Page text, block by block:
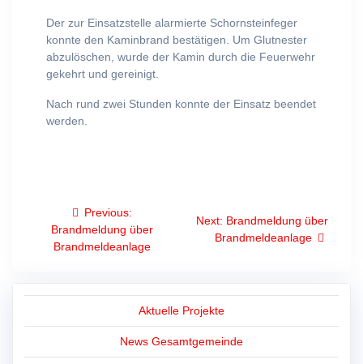
Der zur Einsatzstelle alarmierte Schornsteinfeger
konnte den Kaminbrand bestätigen. Um Glutnester
abzulöschen, wurde der Kamin durch die Feuerwehr
gekehrt und gereinigt.
Nach rund zwei Stunden konnte der Einsatz beendet
werden.
Beitragsnavigation
Previous:
post:
Brandmeldung über
Brandmeldeanlage
Next: Next
post:
Brandmeldung über
Brandmeldeanlage
Aktuelle Projekte
News Gesamtgemeinde